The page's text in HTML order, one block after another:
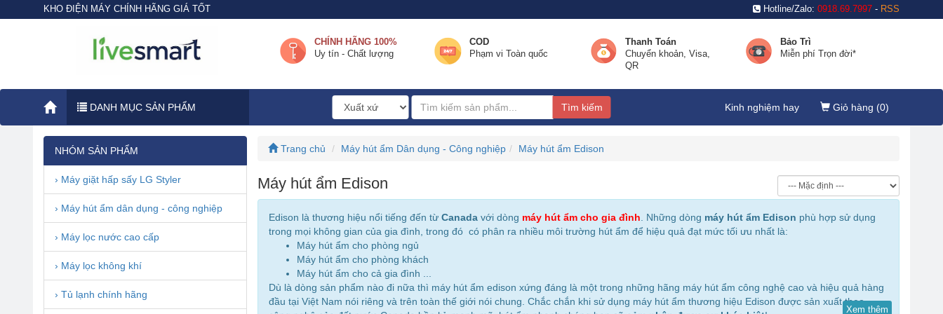
KHO ĐIỆN MÁY CHÍNH HÃNG GIÁ TỐT Hotline/Zalo: 0918.69.7997 - RSS
CHÍNH HÃNG 100%
Uy tín - Chất lượng
COD
Phạm vi Toàn quốc
Thanh Toán
Chuyển khoản, Visa,
QR
Bảo Trì
Miễn phí Trọn đời*
DANH MỤC SẢN PHẨM Tìm kiếm Kinh nghiệm hay Giỏ hàng (0)
Trang chủ Máy hút ẩm Dân dụng - Công nghiệp Máy hút ẩm Edison
Máy hút ẩm Edison
Edison là thương hiệu nổi tiếng đến từ Canada với dòng máy hút ẩm cho gia đình . Những dòng máy hút ẩm Edison phù hợp sử dụng
trong mọi không gian của gia đình, trong đó có phân ra nhiều môi trường hút ẩm để hiệu quả đạt mức tối ưu nhất là:
Máy hút ẩm cho phòng ngủ
Máy hút ẩm cho phòng khách
Máy hút ẩm cho cả gia đình ...
Dù là dòng sản phẩm nào đi nữa thì máy hút ẩm edison xứng đáng là một trong những hãng máy hút ẩm công nghệ cao và hiệu quả hàng
đầu tại Việt Nam nói riêng và trên toàn thế giới nói chung. Chắc chắn khi sử dụng máy hút ẩm thương hiệu Edison được sản xuất theo
Xem thêm
NHÓM SẢN PHẨM
› Máy giặt hấp sấy LG Styler
› Máy hút ẩm dân dụng - công nghiệp
› Máy lọc nước cao cấp
› Máy lọc không khí
› Tủ lạnh chính hãng